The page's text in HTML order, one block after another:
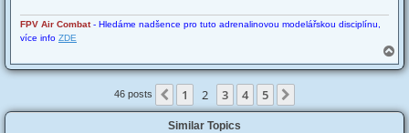
FPV Air Combat - Hledáme nadšence pro tuto adrenalinovou modelářskou disciplínu,
více info ZDE
o
p
46 posts Previous
1 2 3 4 5
Similar Topics